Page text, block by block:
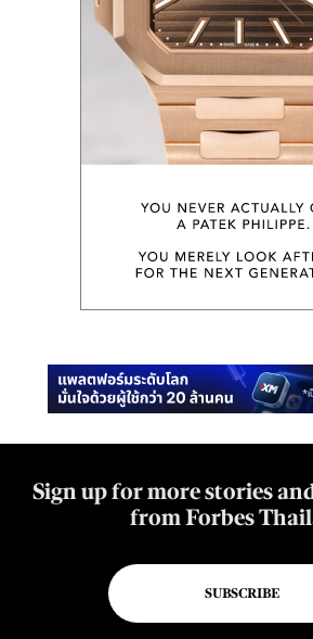
Sign up for more stories
from Forbes
SUBSCRIBE